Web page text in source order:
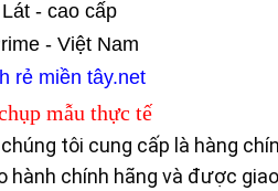
- cao cấp
- Việt Nam
rẻ miền tây.net
mẫu thực tế
tôi cung cấp là hàng
hành chính hãng và được